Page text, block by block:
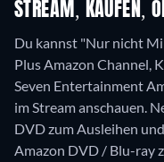
STREAM, KAUFEN,
Du kannst "Nur nicht
Plus Amazon Channel,
Seven Entertainment
im Stream anschauen.
DVD zum Ausleihen
Amazon DVD / Blu-ray